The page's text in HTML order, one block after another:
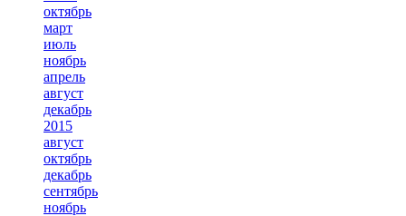
октябрь
март
июль
ноябрь
апрель
август
декабрь
2015
август
октябрь
декабрь
сентябрь
ноябрь